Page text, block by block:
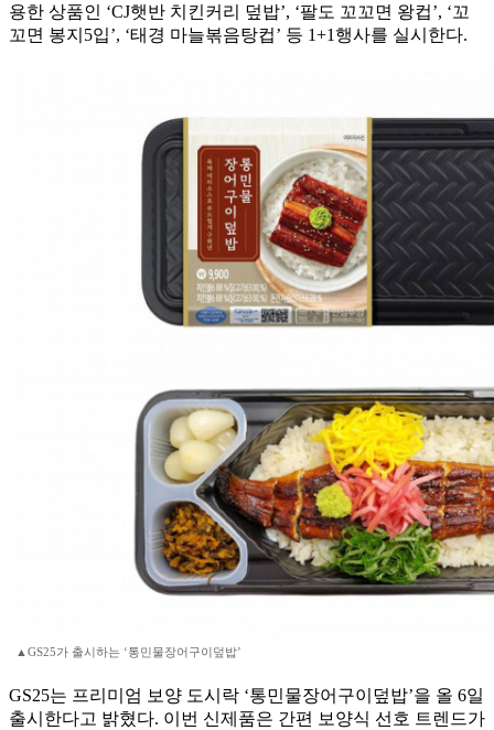
용한 상품인 ‘CJ햇반 치킨커리 덮밥’, ‘팔도 꼬꼬면 왕컵’, ‘꼬
꼬면 봉지5입’, ‘태경 마늘볶음탕컵’ 등 1+1행사를 실시한다.
▲GS25가 출시하는 ‘통민물장어구이덮밥’
GS25는 프리미엄 보양 도시락 ‘통민물장어구이덮밥’을 올 6일
출시한다고 밝혔다. 이번 신제품은 간편 보양식 선호 트렌드가